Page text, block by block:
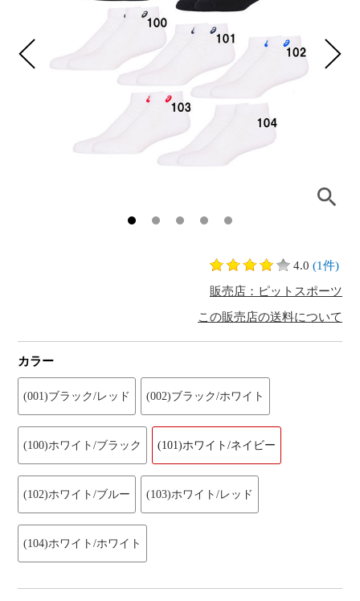
4.0 (1件)
販売店：ピットスポーツ
この販売店の送料について
カラー
(001)ブラック/レッド (002)ブラック/ホワイト
(100)ホワイト/ブラック (101)ホワイト/ネイビー
(102)ホワイト/ブルー (103)ホワイト/レッド
(104)ホワイト/ホワイト